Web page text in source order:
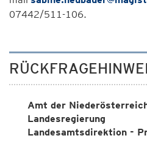
07442/511-106.
Amt der
Landesregierung
Landesamtsdirektion -